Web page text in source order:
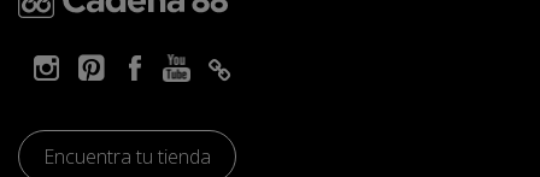
Encuentra tu tienda